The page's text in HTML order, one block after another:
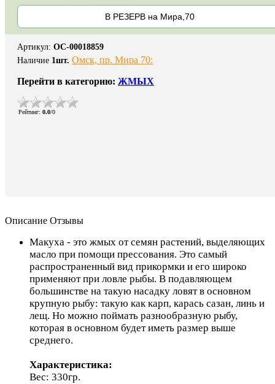
В РЕЗЕРВ на Мира,70
Артикул: ОС-00018859
Наличие 1 шт. Омск, пр. Мира 70:
Перейти в категорию: ЖМЫХ
Рейтинг: 0.0/0
Описание Отзывы
Макуха - это жмых от семян растений, выделяющих
масло при помощи прессования. Это самый
распространенный вид прикормки и его широко
применяют при ловле рыбы. В подавляющем
большинстве на такую насадку ловят в основном
крупную рыбу: такую как карп, карась сазан, линь и
лещ. Но можно поймать разнообразную рыбу,
которая в основном будет иметь размер выше
среднего.
Характеристика:
Вес: 330гр.